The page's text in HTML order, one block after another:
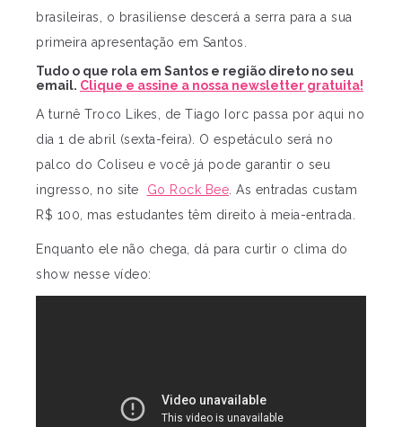
brasileiras, o brasiliense descerá a serra para a sua
primeira apresentação em Santos.
Tudo o que rola em Santos e região direto no seu
email. Clique e assine a nossa newsletter gratuita!
A turnê Troco Likes, de Tiago Iorc passa por aqui no
dia 1 de abril (sexta-feira). O espetáculo será no
palco do Coliseu e você já pode garantir o seu
ingresso, no site Go Rock Bee . As entradas custam
R$ 100, mas estudantes têm direito à meia-entrada.
Enquanto ele não chega, dá para curtir o clima do
show nesse vídeo: